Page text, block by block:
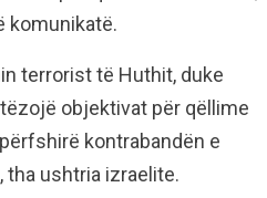
komunikatë.
terrorist të Huthit, duke
objektivat për qëllime
kontrabandën e
tha ushtria izraelite.